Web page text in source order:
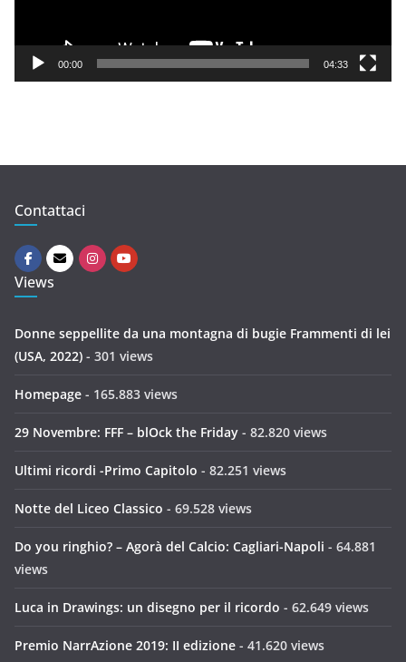
e
00:00 04:33
Contattaci
Views
Donne seppellite da una montagna di bugie Frammenti di lei
(USA, 2022) - 301 views
Homepage - 165.883 views
29 Novembre: FFF – blOck the Friday - 82.820 views
Ultimi ricordi -Primo Capitolo - 82.251 views
Notte del Liceo Classico - 69.528 views
Do you ringhio? – Agorà del Calcio: Cagliari-Napoli - 64.881
views
Luca in Drawings: un disegno per il ricordo - 62.649 views
Premio NarrAzione 2019: II edizione - 41.620 views